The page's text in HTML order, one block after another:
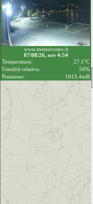
www.meteocomo.it
07/08/26, ore 4:54
Temperatura:
27.1°C
Umidità relativa:
54%
Pressione:
1013.4mB